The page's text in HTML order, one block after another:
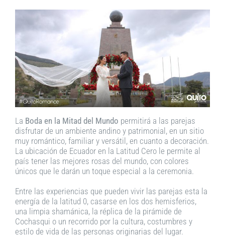
La Boda en la Mitad del Mundo permitirá a las parejas
disfrutar de un ambiente andino y patrimonial, en un sitio
muy romántico, familiar y versátil, en cuanto a decoración.
La ubicación de Ecuador en la Latitud Cero le permite al
país tener las mejores rosas del mundo, con colores
únicos que le darán un toque especial a la ceremonia.
Entre las experiencias que pueden vivir las parejas esta la
energía de la latitud 0, casarse en los dos hemisferios,
una limpia shamánica, la réplica de la pirámide de
Cochasqui o un recorrido por la cultura, costumbres y
estilo de vida de las personas originarias del lugar.